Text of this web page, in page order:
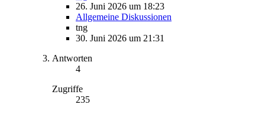
26. Juni 2026 um 18:23
Allgemeine Diskussionen
tng
30. Juni 2026 um 21:31
Antworten
4
Zugriffe
235